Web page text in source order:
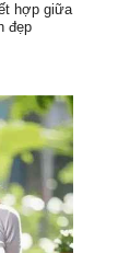
hợp giữa
đẹp